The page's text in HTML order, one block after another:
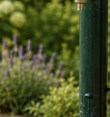
a estetickou
svítilna s nízkou spotřebou
svělélko na hrobu i při
náhradní sklo do
svíčku , navštivte náš blog
informace: